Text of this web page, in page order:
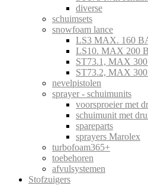
diverse
schuimsets
snowfoam lance
LS3 MAX. 160
LS10. MAX 200
ST73.1, MAX
ST73.2, MAX
nevelpistolen
sprayer - schuimunits
voorsproeier met
schuimunit met
spareparts
sprayers Marolex
turbofoam365+
toebehoren
afvulsystemen
Stofzuigers